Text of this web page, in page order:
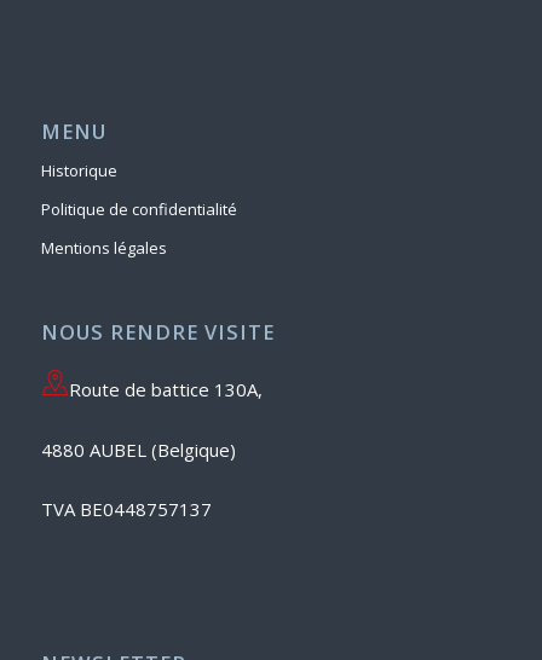
MENU
Historique
Politique de confidentialité
Mentions légales
NOUS RENDRE VISITE
Route de battice 130A,
4880 AUBEL (Belgique)
TVA BE0448757137